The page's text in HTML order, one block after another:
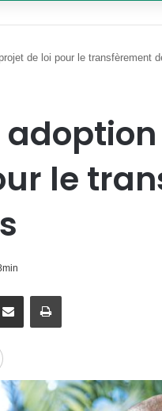
de loi pour le transfèrement
le
Partager par email Imprimer